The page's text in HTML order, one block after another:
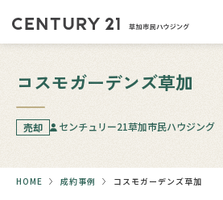
コスモガーデンズ草加
売却 センチュリー21草加市民ハウジング
HOME 成約事例 コスモガーデンズ草加